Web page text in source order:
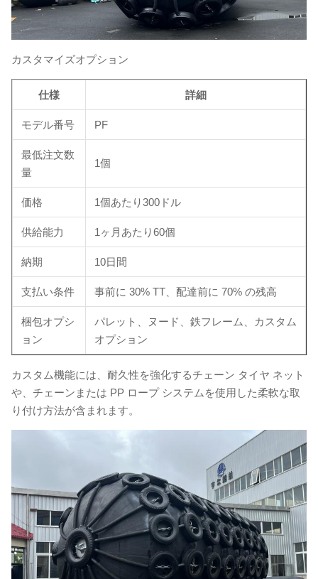
カスタマイズオプション
仕様 詳細
モデル番号 PF
最低注文数
量
1個
価格 1個あたり300ドル
供給能力 1ヶ月あたり60個
納期 10日間
支払い条件 事前に 30% TT、配達前に 70% の残高
梱包オプシ
ョン
パレット、ヌード、鉄フレーム、カスタム
オプション
カスタム機能には、耐久性を強化するチェーン タイヤ ネット
や、チェーンまたは PP ロープ システムを使用した柔軟な取
り付け方法が含まれます。